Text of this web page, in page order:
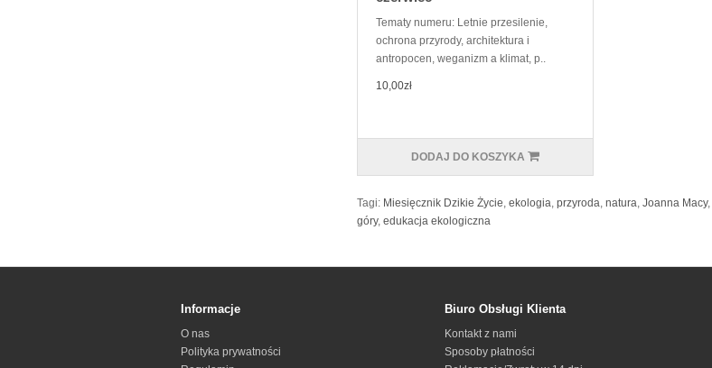
Tematy numeru: Letnie przesilenie,
ochrona przyrody, architektura i
antropocen, weganizm a klimat, p..
10,00zł
DODAJ DO KOSZYKA
Tagi: Miesięcznik Dzikie Życie, ekologia, przyroda, natura, Joanna Macy,
góry, edukacja ekologiczna
Informacje
O nas
Polityka prywatności
Biuro Obsługi Klienta
Kontakt z nami
Sposoby płatności